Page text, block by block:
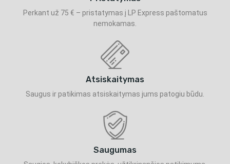
Perkant už 75 € – pristatymas į LP Express paštomatus
nemokamas.
Atsiskaitymas
Saugus ir patikimas atsiskaitymas jums patogiu būdu.
Saugumas